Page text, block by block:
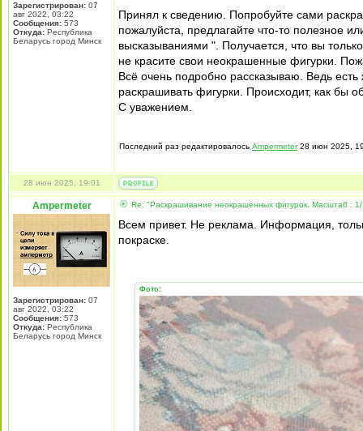
Зарегистрирован: 07
авг 2022, 03:22
Сообщения: 573
Откуда: Республика
Беларусь город Минск
Принял к сведению. Попробуйте сами
пожалуйста, предлагайте что-то полезное
высказываниями ". Получается, что вы
не красите свои неокрашенные фигурки.
Всё очень подробно рассказываю. Ведь
раскрашивать фигурки. Происходит, как бы
С уважением.
Последний раз редактировалось Ampermeter28 июн 2025,
28 июн 2025, 19:01
Ampermeter
Зарегистрирован: 07
авг 2022, 03:22
Сообщения: 573
Откуда: Республика
Беларусь город Минск
Re: "Раскрашивание неокрашенных фигурок. Масштаб :
Всем привет. Не реклама. Информация,
покраске.
Фото: